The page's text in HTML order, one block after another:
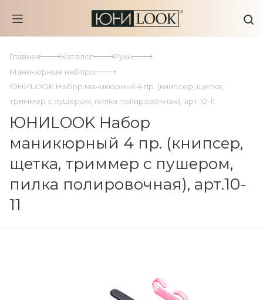
Главная Каталог
Руки
Маникюрные наборы
ЮНИLOOK Набор маникюрный 4 пр. (книпсер, щетка,
триммер с пушером, пилка полировочная), арт.10-11
ЮНИLOOK Набор
маникюрный 4 пр. (книпсер,
щетка, триммер с пушером,
пилка полировочная), арт.10-
11